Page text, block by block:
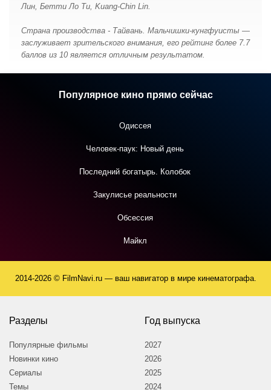
Лин, Бетти Ло Ти, Kuang-Chin Lin.
Страна производства - Тайвань. Мальчишки-кунгфуисты —
заслуживает зрительского внимания, его рейтинг более 7.7
баллов из 10 является отличным результатом.
Популярное кино прямо сейчас
Одиссея
Человек-паук: Новый день
Последний богатырь. Колобок
Закулисье реальности
Обсессия
Майкл
2014-2026 © FilmNavi.ru — ваш навигатор в мире кинематографа.
Разделы
Популярные фильмы
Новинки кино
Сериалы
Темы
Год выпуска
2027
2026
2025
2024